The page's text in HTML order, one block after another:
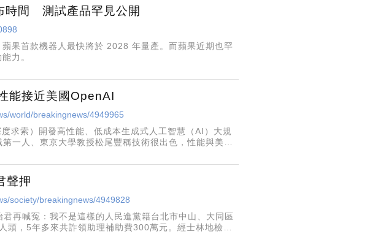
時間 測試產品罕見公開
果首款機器人最快將於 2028 年量產。而蘋果近期也罕
力。
能接近美國OpenAI
world/breakingnews/4949965
求索）開發高性能、低成本生成式人工智慧（AI）大規
一人、東京大學教授松尾豐稱技術很出色，性能與美國
聲押
society/breakingnews/4949828
再喊冤：我不是這樣的人民進黨籍台北市中山、大同區
，5年多來共詐領助理補助費300萬元。經士林地檢署